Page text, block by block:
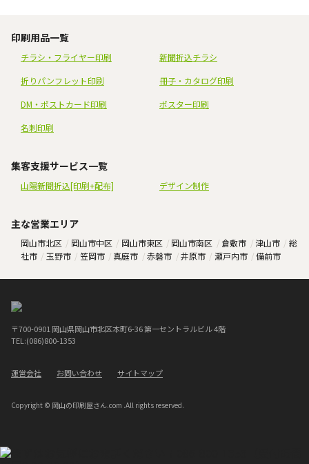
印刷用品一覧
チラシ・フライヤー印刷
新聞折込チラシ
折りパンフレット印刷
冊子・カタログ印刷
DM・ポストカード印刷
ポスター印刷
名刺印刷
集客支援サービス一覧
山陽新聞折込[印刷+配布] デザイン制作
主な営業エリア
岡山市北区 岡山市中区 岡山市東区 岡山市南区 倉敷市 津山市
総
社市
玉野市 笠岡市 真庭市 赤磐市 井原市 瀬戸内市 備前市
〒700-0901 岡山県岡山市北区本町6-36 第一セントラルビル 4階
TEL:(086)800-1353
運営会社 お問い合わせ サイトマップ
Copyright © 岡山の印刷屋さん.com .All rights reserved.